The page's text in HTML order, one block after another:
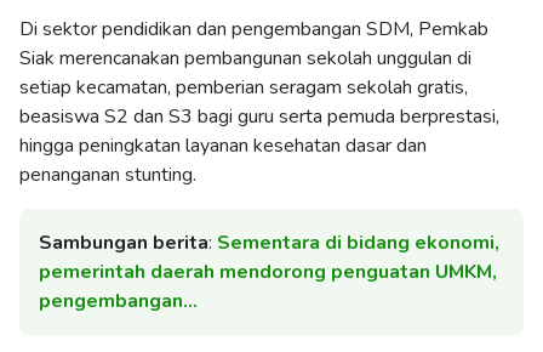
Di sektor pendidikan dan pengembangan SDM, Pemkab
Siak merencanakan pembangunan sekolah unggulan di
setiap kecamatan, pemberian seragam sekolah gratis,
beasiswa S2 dan S3 bagi guru serta pemuda berprestasi,
hingga peningkatan layanan kesehatan dasar dan
penanganan stunting.
Sambungan berita: Sementara di bidang ekonomi,
pemerintah daerah mendorong penguatan UMKM,
pengembangan…